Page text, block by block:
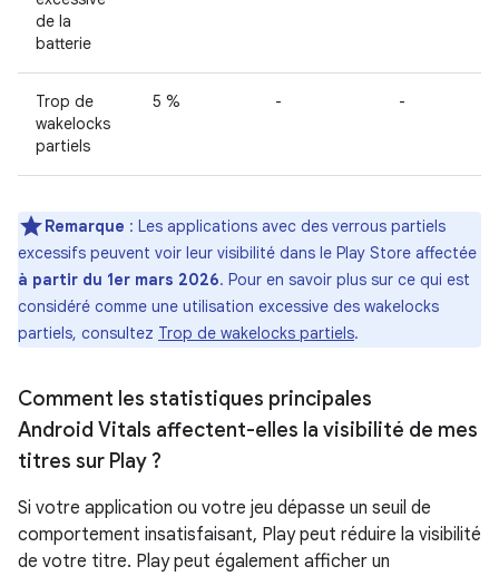
de la
batterie
Trop de
wakelocks
partiels
5 % - -
Remarque : Les applications avec des verrous partiels
excessifs peuvent voir leur visibilité dans le Play Store affectée
à partir du 1er mars 2026. Pour en savoir plus sur ce qui est
considéré comme une utilisation excessive des wakelocks
partiels, consultez Trop de wakelocks partiels.
Comment les statistiques principales
Android Vitals affectent-elles la visibilité de mes
titres sur Play ?
Si votre application ou votre jeu dépasse un seuil de
comportement insatisfaisant, Play peut réduire la visibilité
de votre titre. Play peut également afficher un